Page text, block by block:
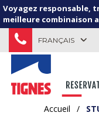
Voyagez responsable,
meilleure combinaison
FRANÇAIS
Accueil /